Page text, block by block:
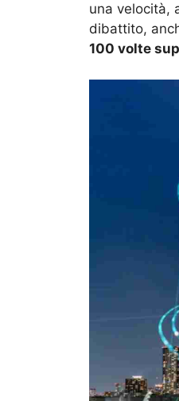
una velocità,
dibattito,
100 volte